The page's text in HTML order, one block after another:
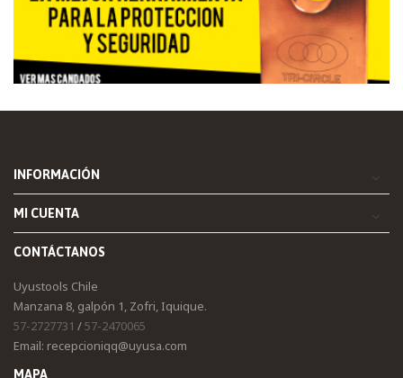
INFORMACIÓN
MI CUENTA
CONTÁCTANOS
Uyustools Chile
Manzana 8, galpón 1, Zofri, Iquique.
57-2727731 /57-2470065
Email: recepcioniqq@uyusa.com
MAPA